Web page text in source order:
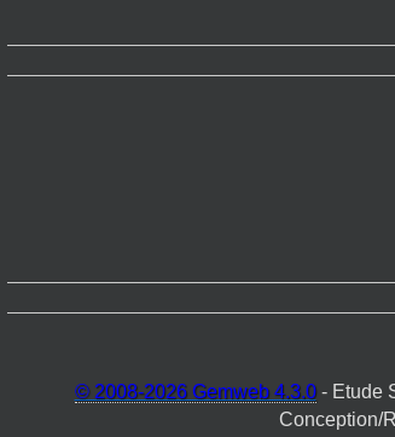
© 2008-2026 Gemweb 4.3.0- Etude
Conception/